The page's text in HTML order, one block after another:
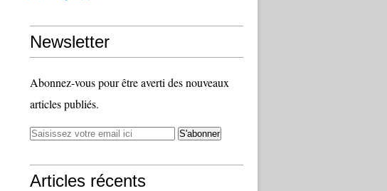
Newsletter
Abonnez-vous pour être averti des nouveaux
articles publiés.
Articles récents